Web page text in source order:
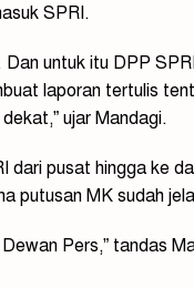
SPRI.
Dan untuk itu DPP
laporan tertulis
ujar Mandagi.
dari pusat hingga ke
putusan MK sudah
Pers,” tandas